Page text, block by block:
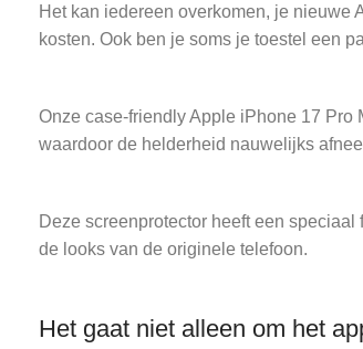
Het kan iedereen overkomen, je nieuwe
kosten. Ook ben je soms je toestel een
Onze case-friendly Apple iPhone 17 Pro
waardoor de helderheid nauwelijks
Deze screenprotector heeft een
de looks van de originele telefoon.
Het gaat niet alleen om het